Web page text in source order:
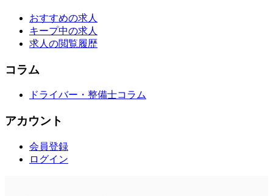
おすすめの求人
キープ中の求人
求人の閲覧履歴
コラム
ドライバー・整備士コラム
アカウント
会員登録
ログイン